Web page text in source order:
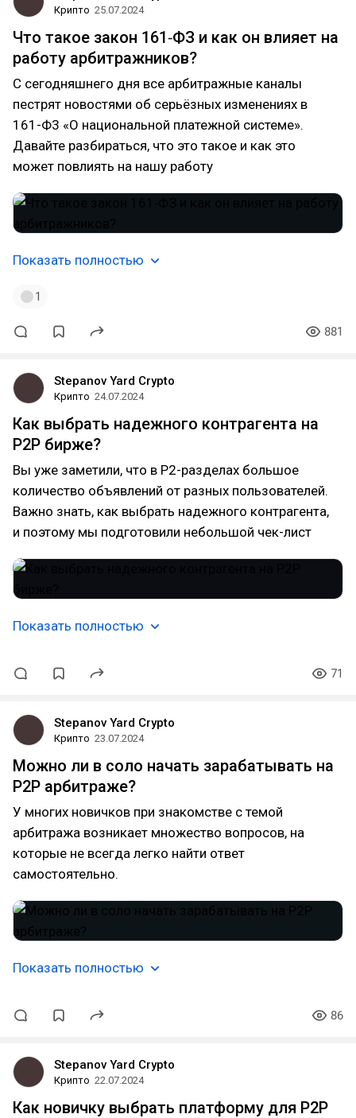
Крипто 25.07.2024
Что такое закон 161‑ФЗ и как он влияет на
работу арбитражников?
С сегодняшнего дня все арбитражные каналы
пестрят новостями об серьёзных изменениях в
161-Ф3 «О национальной платежной системе».
Давайте разбираться, что это такое и как это
может повлиять на нашу работу
Показать полностью
1
881
Stepanov Yard Crypto
Крипто 24.07.2024
Как выбрать надежного контрагента на
Р2P бирже?
Вы уже заметили, что в Р2-разделах большое
количество объявлений от разных пользователей.
Важно знать, как выбрать надежного контрагента,
и поэтому мы подготовили небольшой чек-лист
Показать полностью
71
Stepanov Yard Crypto
Крипто 23.07.2024
Можно ли в соло начать зарабатывать на
Р2Р арбитраже?
У многих новичков при знакомстве с темой
арбитража возникает множество вопросов, на
которые не всегда легко найти ответ
самостоятельно.
Показать полностью
86
Stepanov Yard Crypto
Крипто 22.07.2024
Как новичку выбрать платформу для P2P